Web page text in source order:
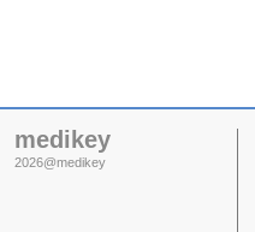
medikey
2026@medikey